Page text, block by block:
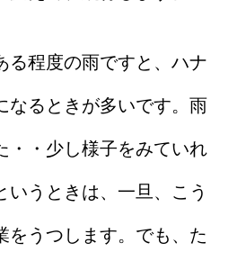
る程度の雨ですと、ハナ
なるときが多いです。雨
・・少し様子をみていれ
いうときは、一旦、こう
をうつします。でも、た